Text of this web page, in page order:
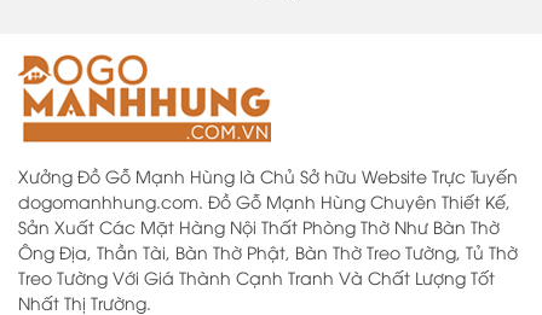
Xưởng Đồ Gỗ Mạnh Hùng là Chủ Sở hữu Website Trực Tuyến
dogomanhhung.com. Đồ Gỗ Mạnh Hùng Chuyên Thiết Kế,
Sản Xuất Các Mặt Hàng Nội Thất Phòng Thờ Như Bàn Thờ
Ông Địa, Thần Tài, Bàn Thờ Phật, Bàn Thờ Treo Tường, Tủ Thờ
Treo Tường Với Giá Thành Cạnh Tranh Và Chất Lượng Tốt
Nhất Thị Trường.